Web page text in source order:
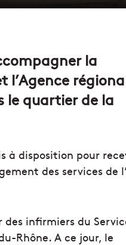
la
le quartier de la
à disposition pour
des services de
des infirmiers du
Rhône. A ce jour, le